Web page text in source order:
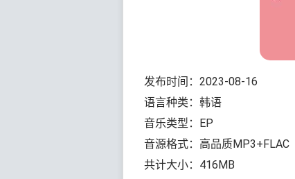
发布时间：2023-08-16
语言种类：韩语
音乐类型：EP
音源格式：高品质MP3+FLAC
共计大小：416MB